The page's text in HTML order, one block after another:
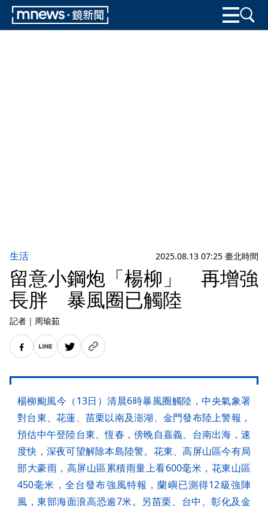
生活 2025.08.13 07:25 臺北時間
留意小鋼炮「楊柳」 再增強
長胖 暴風圈已觸陸
記者 ｜ 周瑜茹
楊柳颱風今（13日）清晨6時暴風圈觸陸，中央氣象署
對台東、花蓮、苗栗以南及澎湖、金門發布陸上警報，
預估中午登陸台東、恆春，傍晚自嘉義、台南出海，速
度快，深夜可望解除本島陸警。花東、高屏山區今有局
部大豪雨，高屏山區累積雨量上看600毫米，花東山區
450毫米，全台發布強風特報，蘭嶼已測得12級強陣
風，東部海面浪高恐逾7米。另苗栗、台中、彰化及金